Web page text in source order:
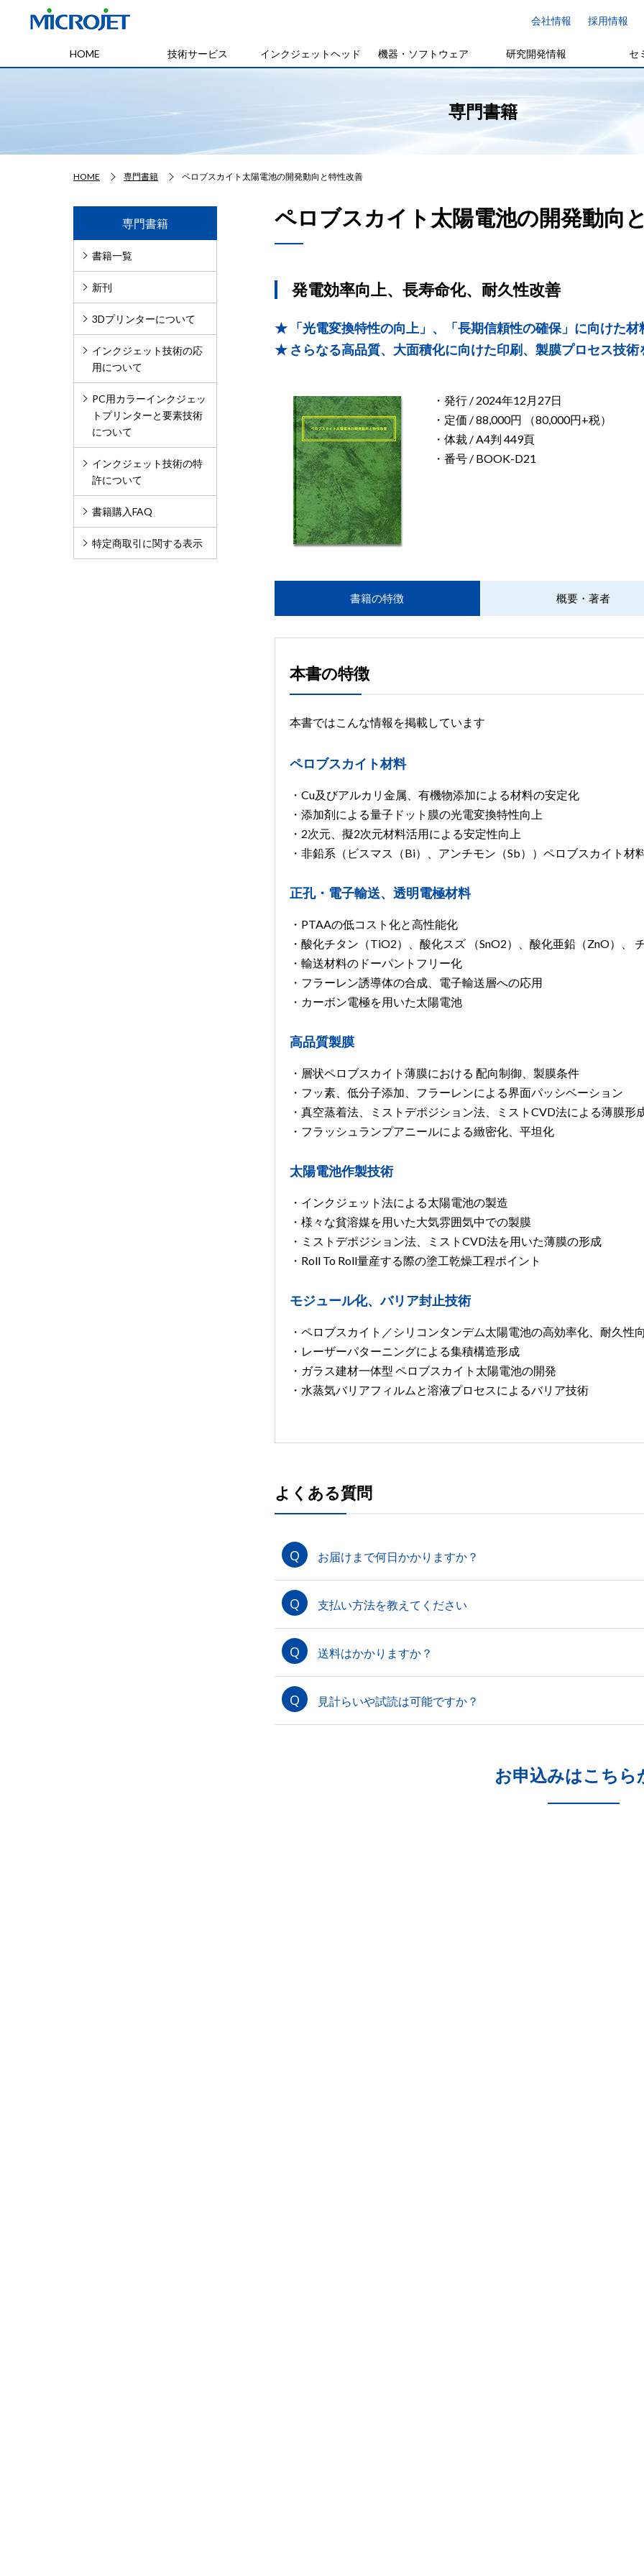
会社情報 採用情報
HOME 技術サービス インクジェットヘッド 機器・ソフトウェア 研究開発情報 セ
専門書籍
HOME 専門書籍 ペロブスカイト太陽電池の開発動向と特性改善
ペロブスカイト太陽電池の開発動向
発電効率向上、長寿命化、耐久性改善
★ 「光電変換特性の向上」、「長期信頼性の確保」に向けた材
★ さらなる高品質、大面積化に向けた印刷、製膜プロセス技術
・発行 / 2024年12月27日
・定価 / 88,000円 （80,000円+税）
・体裁 / A4判 449頁
・番号 / BOOK-D21
書籍の特徴 概要・著者
本書の特徴
本書ではこんな情報を掲載しています
ペロブスカイト材料
・Cu及びアルカリ金属、有機物添加による材料の安定化
・添加剤による量子ドット膜の光電変換特性向上
・2次元、擬2次元材料活用による安定性向上
・非鉛系（ビスマス（Bi）、アンチモン（Sb））ペロブスカイト材
正孔・電子輸送、透明電極材料
・PTAAの低コスト化と高性能化
・酸化チタン（TiO2）、酸化スズ （SnO2）、酸化亜鉛（ZnO）、
・輸送材料のドーパントフリー化
・フラーレン誘導体の合成、電子輸送層への応用
・カーボン電極を用いた太陽電池
高品質製膜
・層状ペロブスカイト薄膜における 配向制御、製膜条件
・フッ素、低分子添加、フラーレンによる界面パッシベーション
・真空蒸着法、ミストデポジション法、ミストCVD法による薄膜形
・フラッシュランプアニールによる緻密化、平坦化
太陽電池作製技術
・インクジェット法による太陽電池の製造
・様々な貧溶媒を用いた大気雰囲気中での製膜
・ミストデポジション法、ミストCVD法を用いた薄膜の形成
・Roll To Roll量産する際の塗工乾燥工程ポイント
モジュール化、バリア封止技術
・ペロブスカイト／シリコンタンデム太陽電池の高効率化、耐久性
・レーザーパターニングによる集積構造形成
・ガラス建材一体型 ペロブスカイト太陽電池の開発
・水蒸気バリアフィルムと溶液プロセスによるバリア技術
よくある質問
お届けまで何日かかりますか？
支払い方法を教えてください
送料はかかりますか？
見計らいや試読は可能ですか？
お申込みはこちら
専門書籍
書籍一覧
新刊
3Dプリンターについて
インクジェット技術の応
用について
PC用カラーインクジェッ
トプリンターと要素技術
について
インクジェット技術の特
許について
書籍購入FAQ
特定商取引に関する表示